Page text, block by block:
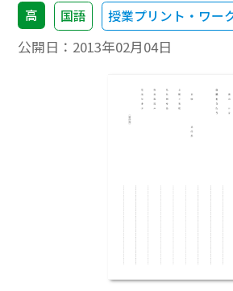
高 国語 授業プリント・ワー
公開日： 2013年02月04日